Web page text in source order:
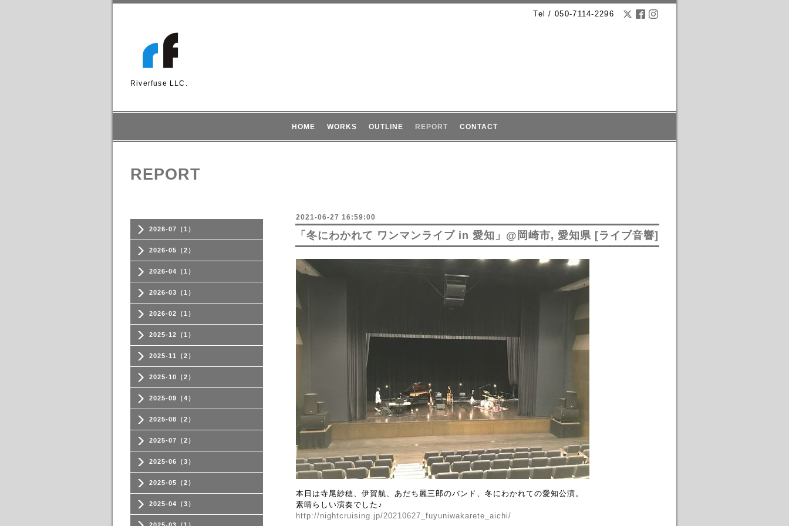
Tel / 050-7114-2296
Riverfuse LLC.
HOME WORKS OUTLINE REPORT CONTACT
2026-07（1）
2026-05（2）
2026-04（1）
2026-03（1）
2026-02（1）
2025-12（1）
2025-11（2）
2025-10（2）
2025-09（4）
2025-08（2）
2025-07（2）
2025-06（3）
2025-05（2）
2025-04（3）
REPORT
2021-06-27 16:59:00
「冬にわかれて ワンマンライブ in 愛知」@岡崎市, 愛知県 [ライブ音響]
本日は寺尾紗穂、伊賀航、あだち麗三郎のバンド、冬にわかれての愛知公演。
素晴らしい演奏でした♪
http://nightcruising.jp/20210627_fuyuniwakarete_aichi/